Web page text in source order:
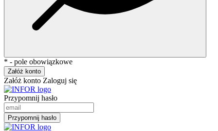
* - pole obowiązkowe
Załóż konto
Załóż konto Zaloguj się
Przypomnij hasło
Przypomnij hasło